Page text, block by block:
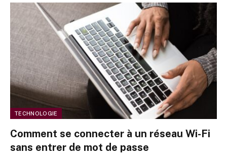
TECHNOLOGIE
Comment se connecter à un réseau Wi-Fi
sans entrer de mot de passe